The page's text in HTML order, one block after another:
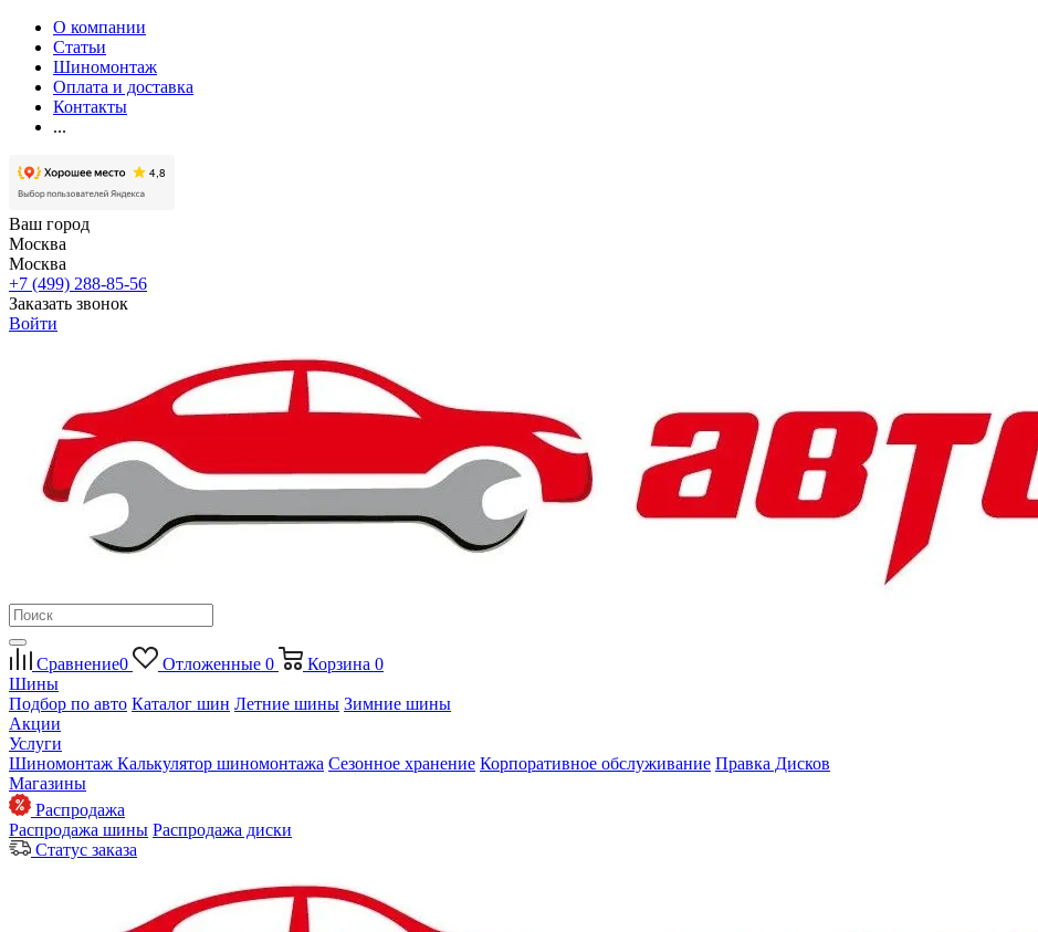
О компании
Статьи
Шиномонтаж
Оплата и доставка
Контакты
...
Ваш город
Москва
Москва
+7 (499) 288-85-56
Заказать звонок
Войти
Сравнение0 Отложенные 0 Корзина 0
Шины
Подбор по авто Каталог шин Летние шины Зимние шины
Акции
Услуги
Шиномонтаж Калькулятор шиномонтажа Сезонное хранение Корпоративное обслуживание Правка Дисков
Магазины
Распродажа
Распродажа шины Распродажа диски
Статус заказа